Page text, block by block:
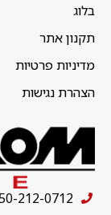
בלוג
תקנון אתר
מדיניות פרטיות
הצהרת נגישות
212-0712